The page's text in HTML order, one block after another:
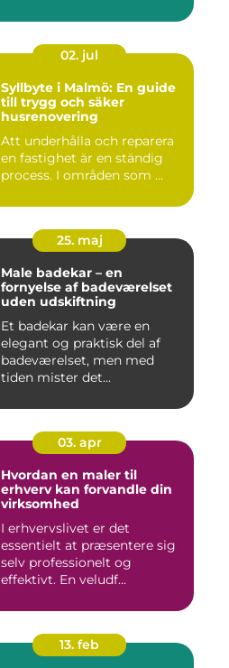
02. jul
Syllbyte i Malmö: En guide
till trygg och säker
husrenovering
Att underhålla och reparera
en fastighet är en ständig
process. I områden som ...
25. maj
Male badekar – en
fornyelse af badeværelset
uden udskiftning
Et badekar kan være en
elegant og praktisk del af
badeværelset, men med
tiden mister det...
03. apr
Hvordan en maler til
erhverv kan forvandle din
virksomhed
I erhvervslivet er det
essentielt at præsentere sig
selv professionelt og
effektivt. En veludf...
13. feb